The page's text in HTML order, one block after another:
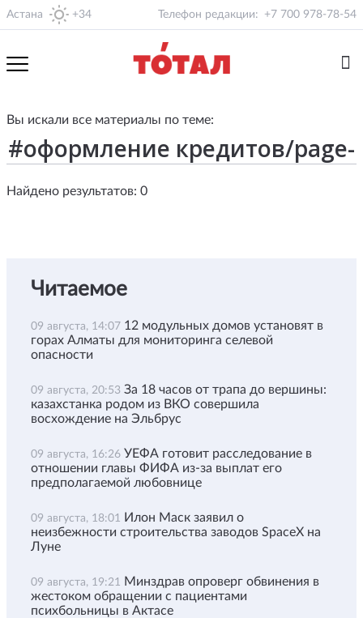
Астана +34 Телефон редакции: +7 700 978-78-54
Вы искали все материалы по теме:
Найдено результатов: 0
Читаемое
09 августа, 14:07 12 модульных домов установят в
горах Алматы для мониторинга селевой
опасности
09 августа, 20:53 За 18 часов от трапа до вершины:
казахстанка родом из ВКО совершила
восхождение на Эльбрус
09 августа, 16:26 УЕФА готовит расследование в
отношении главы ФИФА из-за выплат его
предполагаемой любовнице
09 августа, 18:01 Илон Маск заявил о
неизбежности строительства заводов SpaceX на
Луне
09 августа, 19:21 Минздрав опроверг обвинения в
жестоком обращении с пациентами
психбольницы в Актасе